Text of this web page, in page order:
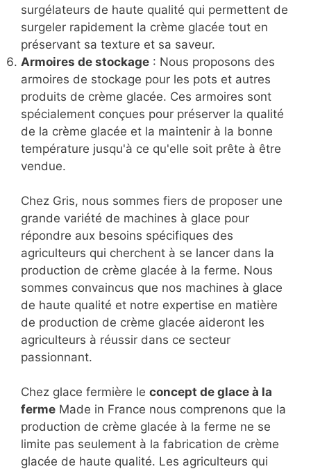
surgélateurs de haute qualité qui permettent de
surgeler rapidement la crème glacée tout en
préservant sa texture et sa saveur.
Armoires de stockage : Nous proposons des
armoires de stockage pour les pots et autres
produits de crème glacée. Ces armoires sont
spécialement conçues pour préserver la qualité
de la crème glacée et la maintenir à la bonne
température jusqu'à ce qu'elle soit prête à être
vendue.
Chez Gris, nous sommes fiers de proposer une
grande variété de machines à glace pour
répondre aux besoins spécifiques des
agriculteurs qui cherchent à se lancer dans la
production de crème glacée à la ferme. Nous
sommes convaincus que nos machines à glace
de haute qualité et notre expertise en matière
de production de crème glacée aideront les
agriculteurs à réussir dans ce secteur
passionnant.
Chez glace fermière le concept de glace à la
ferme Made in France nous comprenons que la
production de crème glacée à la ferme ne se
limite pas seulement à la fabrication de crème
glacée de haute qualité. Les agriculteurs qui